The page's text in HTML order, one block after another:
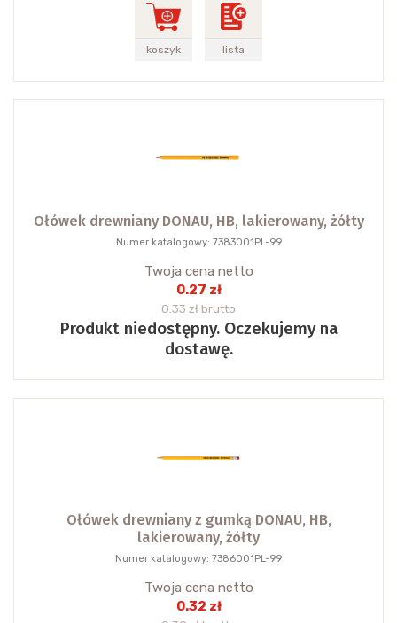
koszyk lista
Ołówek drewniany DONAU, HB, lakierowany, żółty
Numer katalogowy: 7383001PL-99
Twoja cena netto
0.27 zł
0.33 zł brutto
Produkt niedostępny. Oczekujemy na
dostawę.
Ołówek drewniany z gumką DONAU, HB,
lakierowany, żółty
Numer katalogowy: 7386001PL-99
Twoja cena netto
0.32 zł